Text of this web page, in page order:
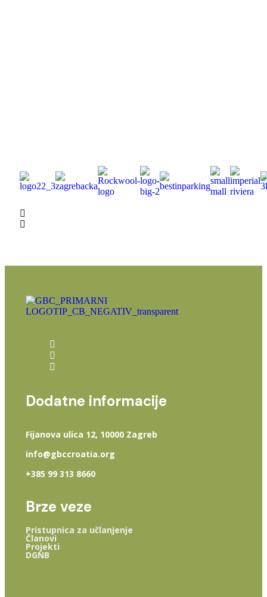
Dodatne informacije
Fijanova ulica 12, 10000 Zagreb
info@gbccroatia.org
+385 99 313 8660
Brze veze
Pristupnica za učlanjenje
Članovi
Projekti
DGNB